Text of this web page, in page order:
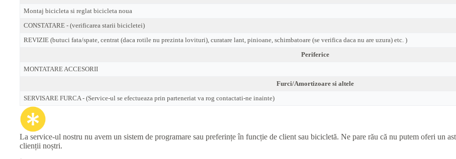
Montaj bicicleta si reglat bicicleta noua
CONSTATARE - (verificarea starii bicicletei)
REVIZIE (butuci fata/spate, centrat (daca rotile nu prezinta lovituri), curatare lant, pinioane, schimbatoare (se verifica daca nu are uzura) etc. )
Periferice
MONTATARE ACCESORII
Furci/Amortizoare si altele
SERVISARE FURCA - (Service-ul se efectueaza prin parteneriat va rog contactati-ne inainte)
La service-ul nostru nu avem un sistem de programare sau preferințe în funcție de client sau bicicletă. Ne pare rău că nu putem oferi un
clienții noștri.